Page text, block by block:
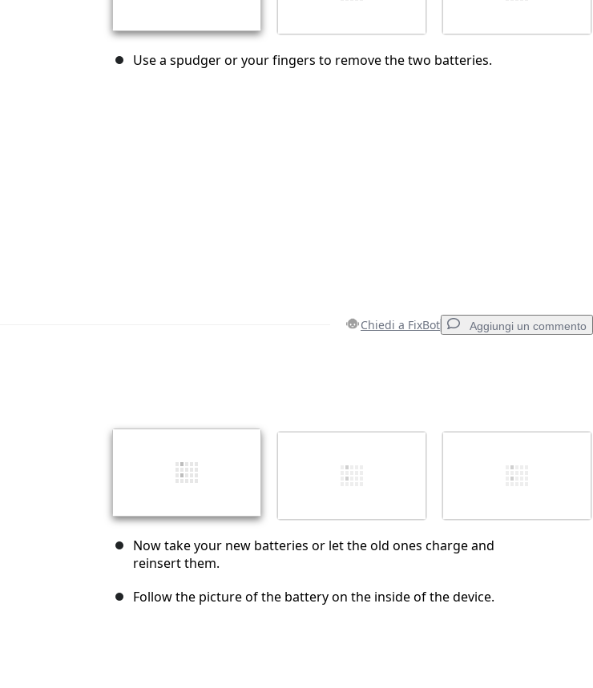
Use a spudger or your fingers to remove the two batteries.
Chiedi a FixBot Aggiungi un commento
Pubblica commento
Now take your new batteries or let the old ones charge and
reinsert them.
Follow the picture of the battery on the inside of the device.